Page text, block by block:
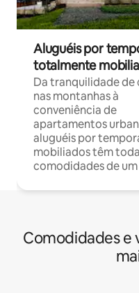
Aluguéis por
totalmente
Da tranquilidade de
nas montanhas à
conveniência de
apartamentos
aluguéis por
mobiliados têm
comodidades de um
Comodidades e